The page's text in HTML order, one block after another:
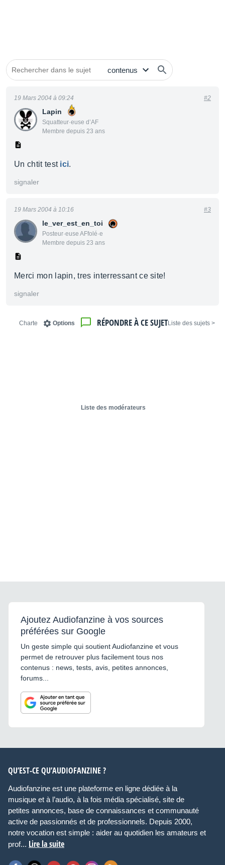
Lapin
Squatteur·euse d’AF
Membre depuis 23 ans
19 Mars 2004 à 09:24 #2
Un chtit test ici.
signaler
le_ver_est_en_toi
Posteur·euse AFfolé·e
Membre depuis 23 ans
19 Mars 2004 à 10:16 #3
Merci mon lapin, tres interressant ce site!
signaler
< Liste des sujets
RÉPONDRE À CE SUJET
Options
Charte
Liste des modérateurs
Ajoutez Audiofanzine à vos sources
préférées sur Google
Un geste simple qui soutient Audiofanzine et vous
permet de retrouver plus facilement tous nos
contenus : news, tests, avis, petites annonces,
forums...
QU’EST-CE QU’AUDIOFANZINE ?
Audiofanzine est une plateforme en ligne dédiée à la
musique et à l’audio, à la fois média spécialisé, site de
petites annonces, base de connaissances et communauté
active de passionnés et de professionnels. Depuis 2000,
notre vocation est simple : aider au quotidien les amateurs et
prof... Lire la suite